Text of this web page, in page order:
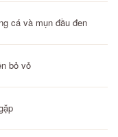
cá và mụn đầu đen
bỏ vỏ